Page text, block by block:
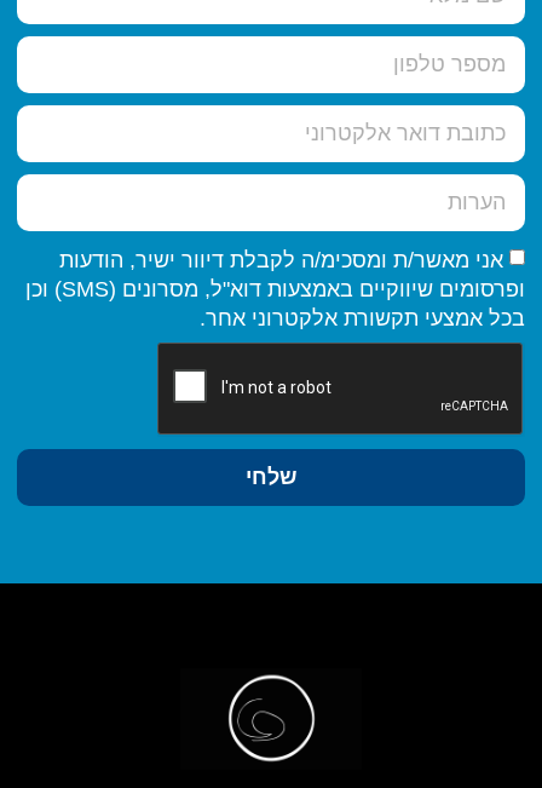
אני מאשר/ת ומסכימ/ה לקבלת דיוור ישיר, הודעות
ופרסומים שיווקיים באמצעות דוא"ל, מסרונים (SMS) וכן
בכל אמצעי תקשורת אלקטרוני אחר.
שלחי